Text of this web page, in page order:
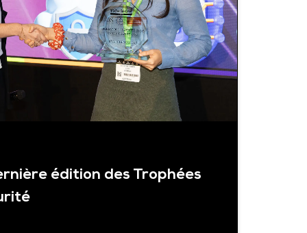
édition des Trophées